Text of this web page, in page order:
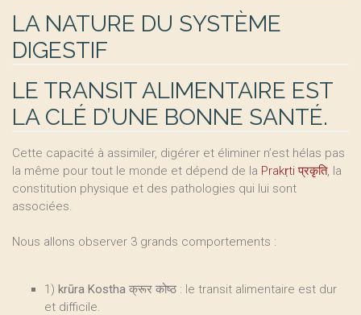
LA NATURE DU SYSTÈME
DIGESTIF
LE TRANSIT ALIMENTAIRE EST
LA CLÉ D’UNE BONNE SANTÉ.
Cette capacité à assimiler, digérer et éliminer n’est hélas pas
la même pour tout le monde et dépend de la Prakṛti प्रकृति, la
constitution physique et des pathologies qui lui sont
associées.
Nous allons observer 3 grands comportements :
1) krūra Kostha क्रूर कोष्ठ : le transit alimentaire est dur
et difficile.